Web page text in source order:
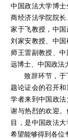
中国政法大学博
商经济法学院院
家于飞教授，中
刘家安教授、中
师王雷副教授、
远博士、中国政法
致辞环节，
题论证会的召开
学者来到中国政
谢与热烈的欢迎
目，是中国政法
希望能够得到各位